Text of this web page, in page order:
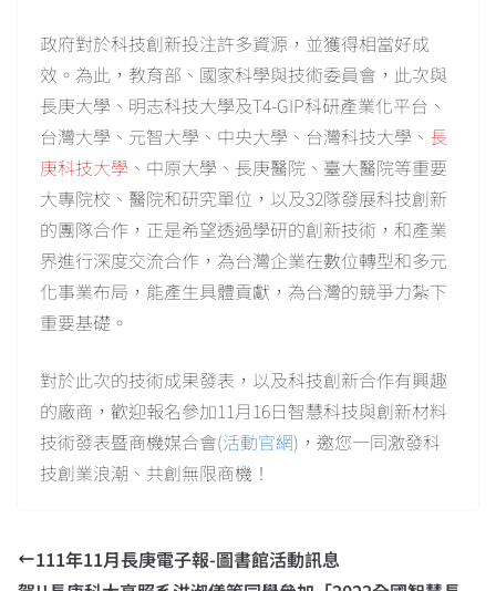
政府對於科技創新投注許多資源，並獲得相當好成
效。為此，教育部、國家科學與技術委員會，此次與
長庚大學、明志科技大學及T4-GIP科研產業化平台、
台灣大學、元智大學、中央大學、台灣科技大學、 長
庚科技大學 、中原大學、長庚醫院、臺大醫院等重要
大專院校、醫院和研究單位，以及32隊發展科技創新
的團隊合作，正是希望透過學研的創新技術，和產業
界進行深度交流合作，為台灣企業在數位轉型和多元
化事業布局，能產生具體貢獻，為台灣的競爭力紮下
重要基礎。
對於此次的技術成果發表，以及科技創新合作有興趣
的廠商，歡迎報名參加11月16日智慧科技與創新材料
技術發表暨商機媒合會(活動官網)，邀您一同激發科
技創業浪潮、共創無限商機！
111年11月長庚電子報-圖書館活動訊息